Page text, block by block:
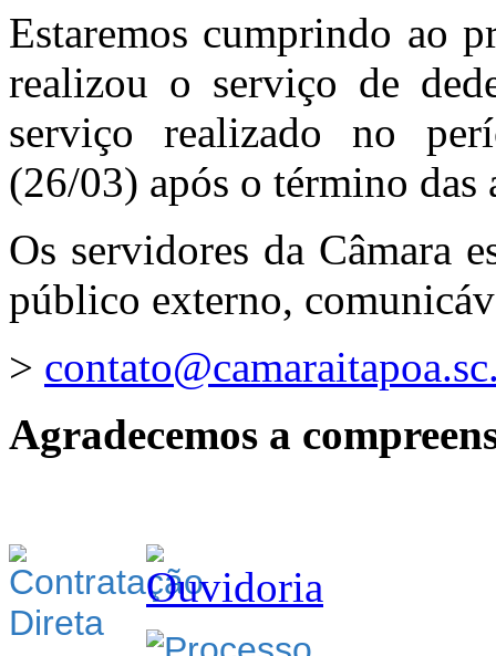
Estaremos cumprindo ao
realizou o serviço de
serviço realizado no
(26/03) após o término das
Os servidores da Câmara
público externo,
>
Agradecemos a